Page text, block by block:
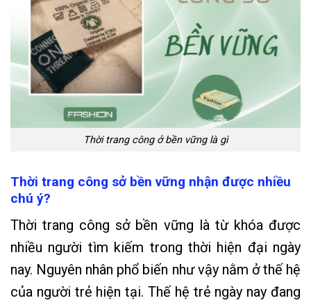
Thời trang công ở bền vững là gì
Thời trang công sở bền vững nhận được nhiều
chú ý?
Thời trang công sở bền vững là từ khóa được
nhiều người tìm kiếm trong thời hiện đại ngày
nay. Nguyên nhân phổ biến như vậy nằm ở thế hệ
của người trẻ hiện tại. Thế hệ trẻ ngày nay đang